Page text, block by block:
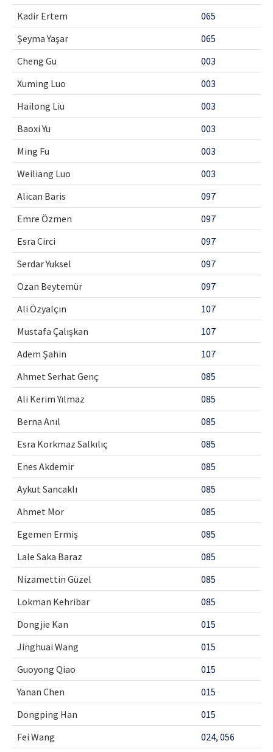
Kadir Ertem
065
Şeyma Yaşar
065
Cheng Gu
003
Xuming Luo
003
Hailong Liu
003
Baoxi Yu
003
Ming Fu
003
Weiliang Luo
003
Alican Baris
097
Emre Özmen
097
Esra Circi
097
Serdar Yuksel
097
Ozan Beytemür
097
Ali Özyalçın
107
Mustafa Çalışkan
107
Adem Şahin
107
Ahmet Serhat Genç
085
Ali Kerim Yılmaz
085
Berna Anıl
085
Esra Korkmaz Salkılıç
085
Enes Akdemir
085
Aykut Sancaklı
085
Ahmet Mor
085
Egemen Ermiş
085
Lale Saka Baraz
085
Nizamettin Güzel
085
Lokman Kehribar
085
Dongjie Kan
015
Jinghuai Wang
015
Guoyong Qiao
015
Yanan Chen
015
Dongping Han
015
Fei Wang
024, 056